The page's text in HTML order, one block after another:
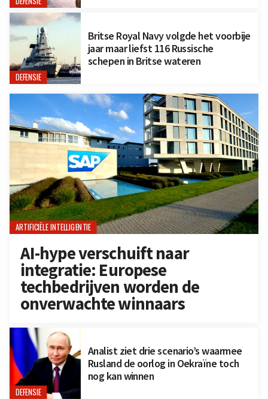
DEFENSIE
Britse Royal Navy volgde het voorbije
jaar maar liefst 116 Russische
schepen in Britse wateren
ARTIFICIËLE INTELLIGENTIE
AI-hype verschuift naar
integratie: Europese
techbedrijven worden de
onverwachte winnaars
DEFENSIE
Analist ziet drie scenario’s waarmee
Rusland de oorlog in Oekraïne toch
nog kan winnen